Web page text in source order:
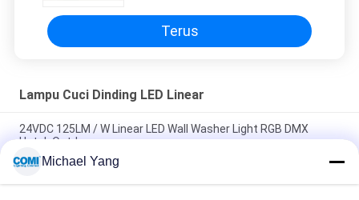
Terus
Lampu Cuci Dinding LED Linear
24VDC 125LM / W Linear LED Wall Washer Light RGB DMX
Untuk Outdoor
Asimetris
Michael Yang